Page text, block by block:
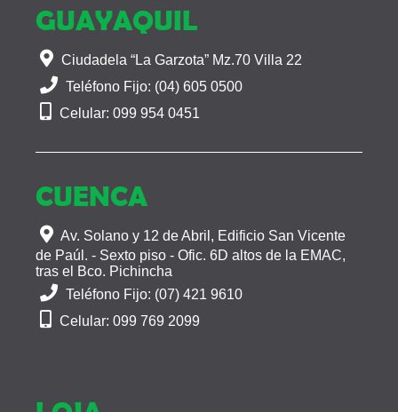
GUAYAQUIL
Ciudadela “La Garzota” Mz.70 Villa 22
Teléfono Fijo: (04) 605 0500
Celular: 099 954 0451
CUENCA
Av. Solano y 12 de Abril, Edificio San Vicente
de Paúl. - Sexto piso - Ofic. 6D altos de la EMAC,
tras el Bco. Pichincha
Teléfono Fijo: (07) 421 9610
Celular: 099 769 2099